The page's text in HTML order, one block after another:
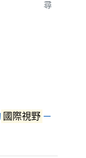
尋
國際視野 －